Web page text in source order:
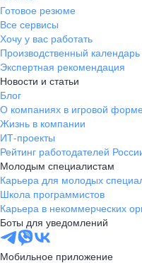
Готовое резюме
Все сервисы
Хочу у вас работать
Производственный календарь
Экспертная рекомендация
Новости и статьи
Блог
О компаниях в игровой форме
Жизнь в компании
ИТ-проекты
Рейтинг работодателей
Молодым специалистам
Карьера для молодых
Школа программистов
Карьера в некоммерческих
Боты для уведомлений
Мобильное приложение